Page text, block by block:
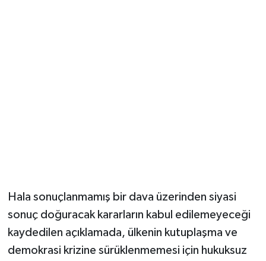
Hala sonuçlanmamış bir dava üzerinden siyasi
sonuç doğuracak kararların kabul edilemeyeceği
kaydedilen açıklamada, ülkenin kutuplaşma ve
demokrasi krizine sürüklenmemesi için hukuksuz